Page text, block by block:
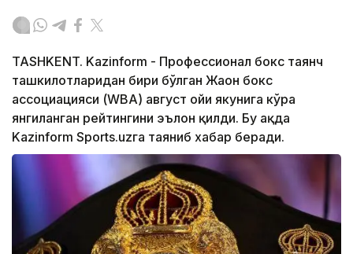
TASHKENT. Kazinform - Профессионал бокс таянч
ташкилотларидан бири бўлган Жаҳон бокс
ассоциацияси (WBА) август ойи якунига кўра
янгиланган рейтингини эълон қилди. Бу ҳақда
Kazinform Sports.uzга таяниб хабар беради.